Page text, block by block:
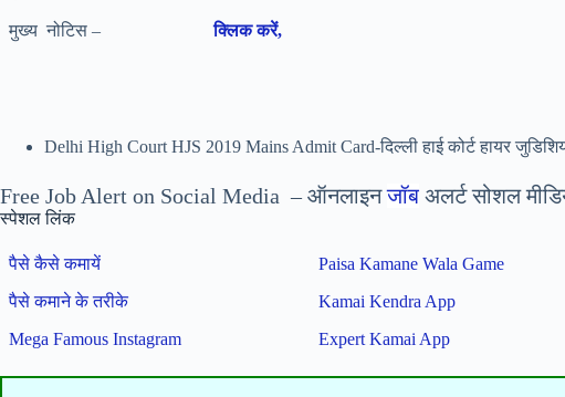
मुख्य नोटिस – क्लिक करें,
Delhi High Court HJS 2019 Mains Admit Card-दिल्ली हाई कोर्ट हायर
Free Job Alert on Social Media – ऑनलाइनजॉब अलर्ट सोशल
स्पेशल लिंक
पैसे कैसे कमायें Paisa Kamane Wala Game
पैसे कमाने के तरीके
Kamai Kendra App
Mega Famous Instagram
Expert Kamai App